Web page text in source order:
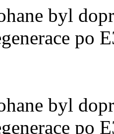
byl
po
byl
po